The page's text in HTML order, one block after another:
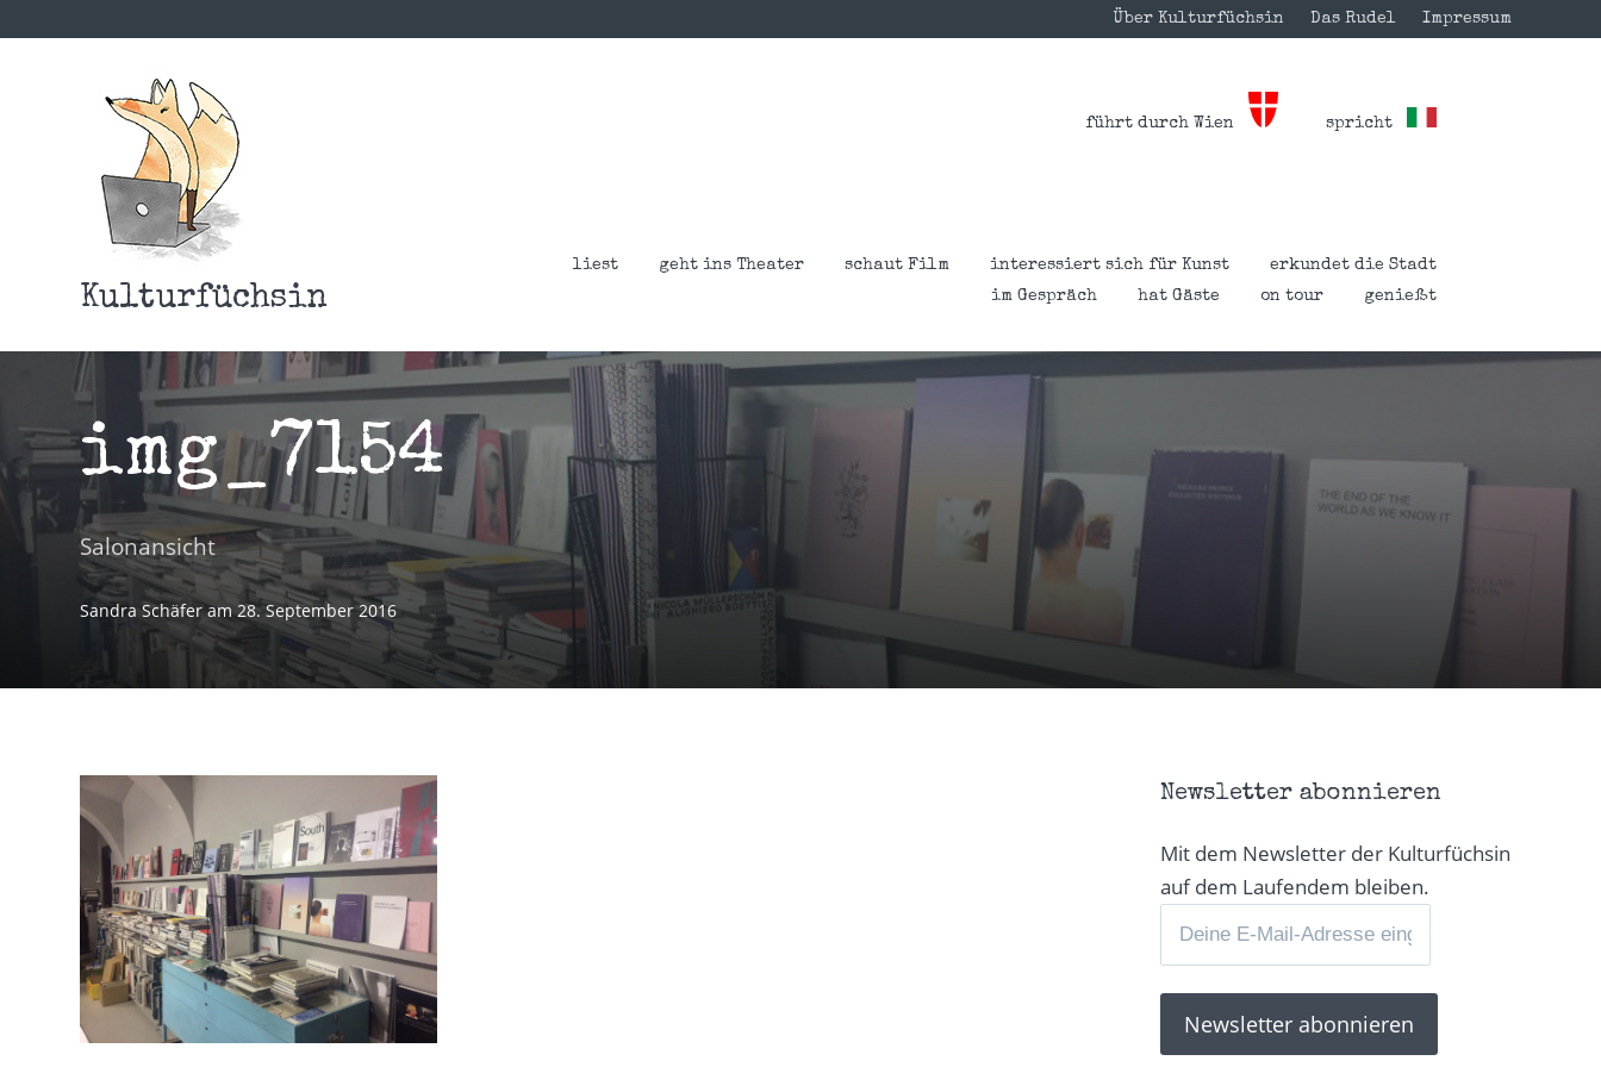
Über Kulturfüchsin Das Rudel Impressum
Kulturfüchsin
führt durch Wien spricht
liest geht ins Theater schaut Film interessiert sich für Kunst
erkundet die Stadt
im Gespräch
hat Gäste on tour genießt
img_7154
Salonansicht
Sandra Schäferam 28. September 2016
Newsletter abonnieren
Mit dem Newsletter der Kulturfüchsin
auf dem Laufendem bleiben.